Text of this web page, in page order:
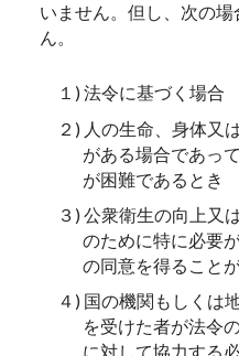
いません。但し、次の
ん。
１) 法令に基づく場合
２) 人の生命、身体又
がある場合であっ
が困難であるとき
３) 公衆衛生の向上又
のために特に必要
の同意を得ること
４) 国の機関もしくは
を受けた者が法令
に対して協力する